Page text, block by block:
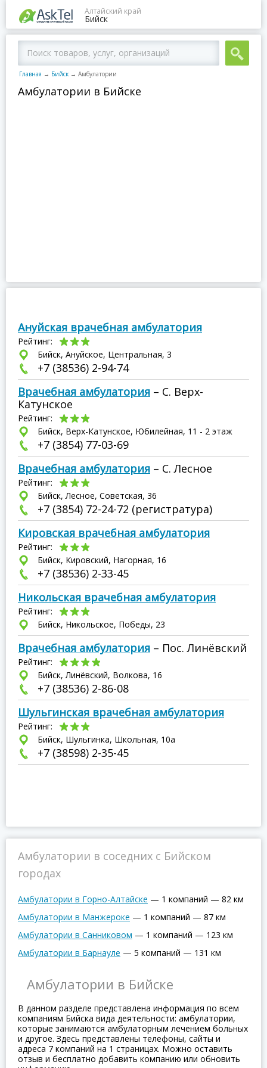
Алтайский край
Бийск
Главная → Бийск → Амбулатории
Амбулатории в Бийске
Ануйская врачебная амбулатория
Рейтинг:
Бийск, Ануйское, Центральная, 3
+7 (38536) 2-94-74
Врачебная амбулатория – С. Верх-
Катунское
Рейтинг:
Бийск, Верх-Катунское, Юбилейная, 11 - 2 этаж
+7 (3854) 77-03-69
Врачебная амбулатория – С. Лесное
Рейтинг:
Бийск, Лесное, Советская, 36
+7 (3854) 72-24-72 (регистратура)
Кировская врачебная амбулатория
Рейтинг:
Бийск, Кировский, Нагорная, 16
+7 (38536) 2-33-45
Никольская врачебная амбулатория
Рейтинг:
Бийск, Никольское, Победы, 23
Врачебная амбулатория – Пос. Линёвский
Рейтинг:
Бийск, Линёвский, Волкова, 16
+7 (38536) 2-86-08
Шульгинская врачебная амбулатория
Рейтинг:
Бийск, Шульгинка, Школьная, 10а
+7 (38598) 2-35-45
Амбулатории в соседних с Бийском
городах
Амбулатории в Горно-Алтайске — 1 компаний — 82 км
Амбулатории в Манжероке — 1 компаний — 87 км
Амбулатории в Санниковом — 1 компаний — 123 км
Амбулатории в Барнауле — 5 компаний — 131 км
Амбулатории в Бийске
В данном разделе представлена информация по всем
компаниям Бийска вида деятельности: амбулатории,
которые занимаются амбулаторным лечением больных
и другое. Здесь представлены телефоны, сайты и
адреса 7 компаний на 1 страницах. Можно оставить
отзыв и бесплатно добавить компанию или обновить